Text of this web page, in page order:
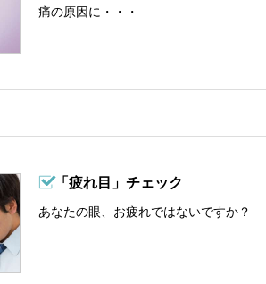
痛の原因に・・・
「疲れ目」チェック
あなたの眼、お疲れではないですか？